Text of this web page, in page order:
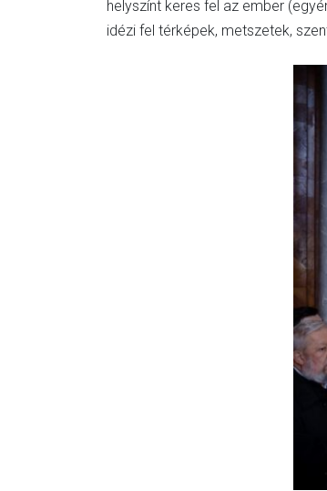
helyszínt keres fel az ember
idézi fel térképek, metszetek,